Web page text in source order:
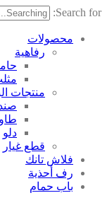
Search for:
محصولات
رفاهية
منتجات
دلو
قطع غيار
فلاش تانك
رف أحذية
باب حمام